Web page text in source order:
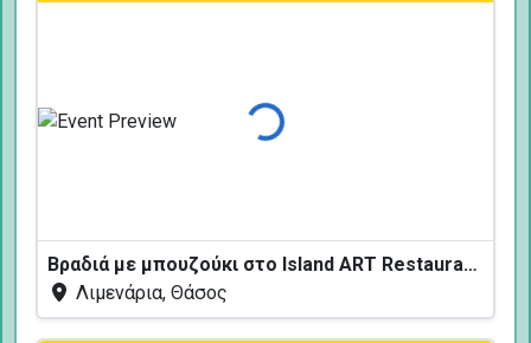
Φόρτωση...
Βραδιά με μπουζούκι στο Island ART Restaurant
Λιμενάρια, Θάσος